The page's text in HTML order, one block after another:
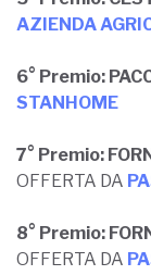
AZIENDA
6° Premio:
STANHOME
7° Premio:
OFFERTA DA
8° Premio:
OFFERTA DA